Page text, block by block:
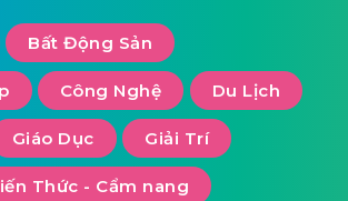
Bất Động Sản
Công Nghệ Du Lịch
Giáo Dục Giải Trí
Thức - Cẩm nang